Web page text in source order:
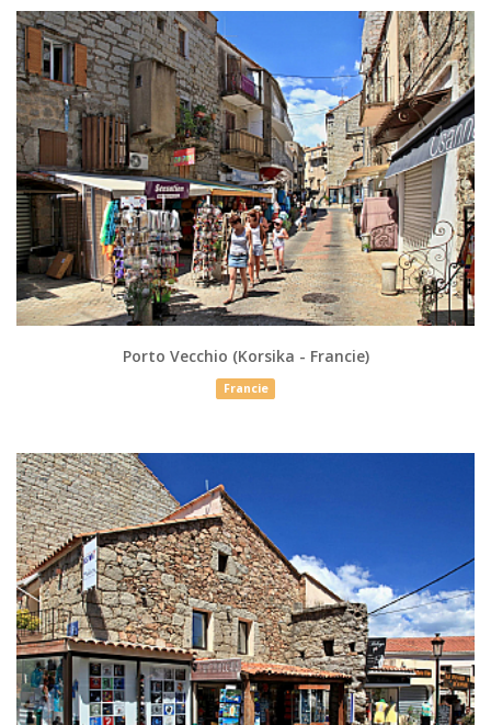
Porto Vecchio (Korsika - Francie)
Francie